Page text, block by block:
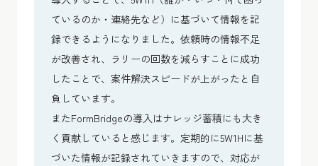
ているのか・連絡先など）に基づいて情報を記
録できるようになりました。依頼時の情報不足
が改善され、ラリーの回数を減らすことに成功
したことで、案件解決スピードが上がったと自
負しています。
またFormBridgeの導入はナレッジ蓄積にも大き
く貢献していると感じます。定期的に5W1Hに基
づいた情報が記録されていきますので、対応が